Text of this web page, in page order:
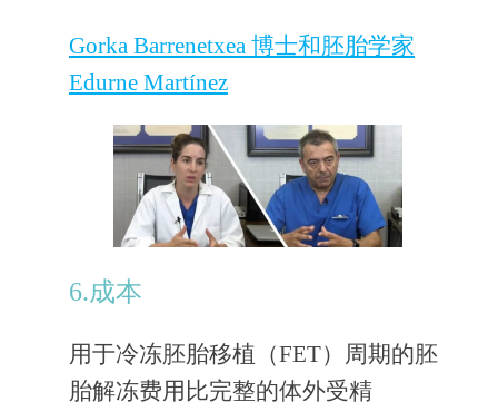
Gorka Barrenetxea 博士和胚胎学家
Edurne Martínez
6.成本
用于冷冻胚胎移植（FET）周期的胚
胎解冻费用比完整的体外受精